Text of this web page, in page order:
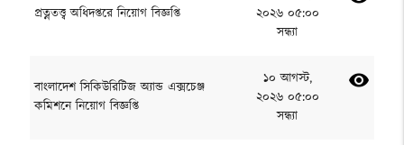
প্রত্নতত্ত্ব অধিদপ্তরে নিয়োগ বিজ্ঞপ্তি
২০২৬ ০৫:০০
সন্ধ্যা
বাংলাদেশ সিকিউরিটিজ অ্যান্ড এক্সচেঞ্জ
কমিশনে নিয়োগ বিজ্ঞপ্তি
১০ আগস্ট,
২০২৬ ০৫:০০
সন্ধ্যা
visibility